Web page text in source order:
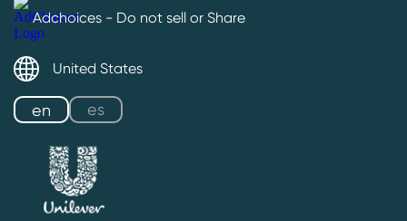
Adchoices - Do not sell or Share
United States
en es